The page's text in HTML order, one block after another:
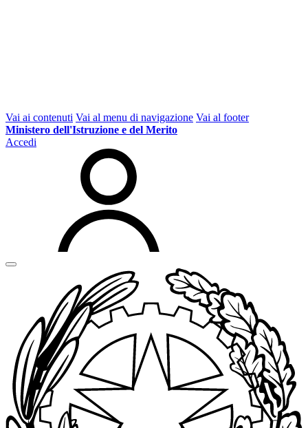
Vai ai contenuti Vai al menu di navigazione Vai al footer
Ministero dell'Istruzione e del Merito
Accedi